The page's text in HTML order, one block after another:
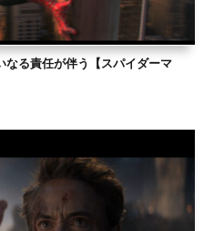
なる責任が伴う【スパイダーマ